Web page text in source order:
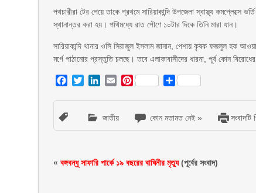
পথচারীরা টের পেয়ে তাকে প্রথমে সারিয়াকান্দি উপজেলা স্বাস্থ্য
স্থানান্তর করা হয়। পথিমধ্যে রাত পৌণে ১০টার দিকে তিনি মারা যান।
সারিয়াকান্দি থানার ওসি সিরাজুল ইসলাম জানান, পেশায় কৃষক ফজলুল হক
মর্গে পাঠানোর প্রস্তুতি চলছে। তবে এলাকাবাসীদের ধারনা, পূর্ব কোন
Facebook
TwitterLinkedIn
EmailPinterest Share
জাতীয় কোন মতামত নেই » সংবাদটি
«বঙ্গবন্ধু সাফারি পার্কে ১৯ বছরের বাঘিনীর মৃত্যু(পূর্বের সংবাদ)